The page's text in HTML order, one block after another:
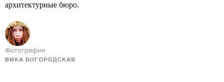
архитектурные бюро.
Фотографии
ВИКА БОГОРОДСКАЯ